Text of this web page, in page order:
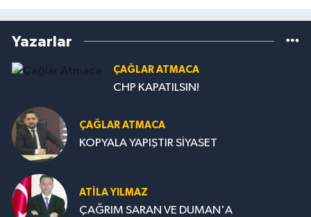
Yazarlar
ÇAĞLAR ATMACA
CHP KAPATILSIN!
ÇAĞLAR ATMACA
KOPYALA YAPIŞTIR SİYASET
ATILA YILMAZ
ÇAĞRIM SARAN VE DUMAN'A